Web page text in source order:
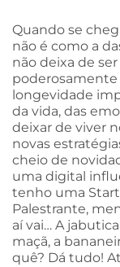
Quando se
não é como a
não deixa de
longevidade
da vida, das
deixar de viver
novas
cheio de
uma digital
tenho uma
Palestrante,
aí vai… A
maçã, a
quê? Dá tudo!